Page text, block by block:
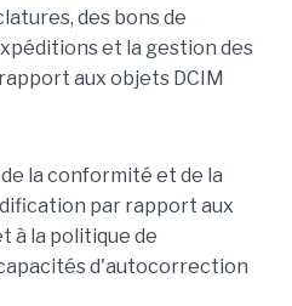
des bons de
et la gestion des
aux objets DCIM
la conformité et de la
par rapport aux
à la politique de
d'autocorrection